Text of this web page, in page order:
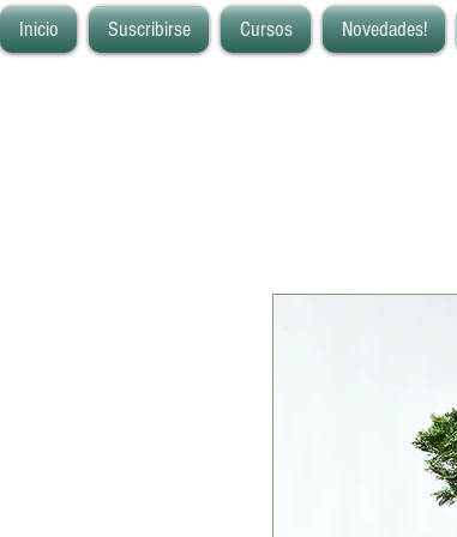
Inicio Suscribirse Cursos Novedades!